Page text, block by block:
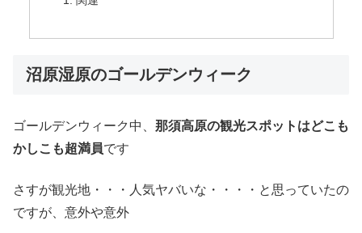
沼原湿原のゴールデンウィーク
ゴールデンウィーク中、 那須高原の観光スポットはどこも
かしこも超満員です
さすが観光地・・・人気ヤバいな・・・・と思っていたの
ですが、意外や意外